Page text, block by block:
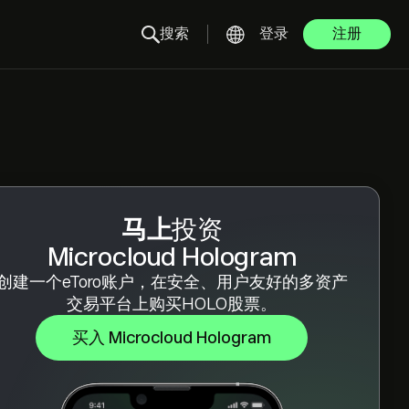
搜索 登录 注册
马上投资
Microcloud Hologram
建一个eToro账户，在安全、用户友好的多资产
交易平台上购买HOLO股票。
买入 Microcloud Hologram